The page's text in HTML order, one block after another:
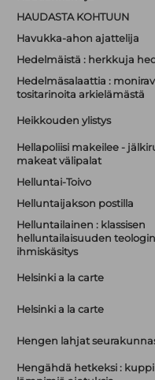
HAUDASTA KOHTUUN
Havukka-ahon ajattelija
Hedelmäistä : herkkuja
Hedelmäsalaattia :
tositarinoita arkielämästä
Heikkouden ylistys
Hellapoliisi makeilee -
makeat välipalat
Helluntai-Toivo
Helluntaijakson postilla
Helluntailainen : klassisen
helluntailaisuuden
ihmiskäsitys
Helsinki a la carte
Helsinki a la carte
Hengen lahjat
Hengähdä hetkeksi :